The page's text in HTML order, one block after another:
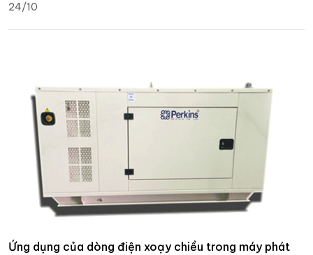
24/10
Ứng dụng của dòng điện xoạy chiều trong máy phát